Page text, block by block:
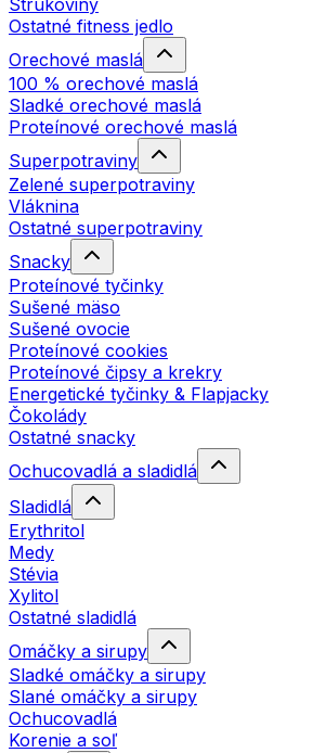
Strukoviny
Ostatné fitness jedlo
Orechové maslá
100 % orechové maslá
Sladké orechové maslá
Proteínové orechové maslá
Superpotraviny
Zelené superpotraviny
Vláknina
Ostatné superpotraviny
Snacky
Proteínové tyčinky
Sušené mäso
Sušené ovocie
Proteínové cookies
Proteínové čipsy a krekry
Energetické tyčinky & Flapjacky
Čokolády
Ostatné snacky
Ochucovadlá a sladidlá
Sladidlá
Erythritol
Medy
Stévia
Xylitol
Ostatné sladidlá
Omáčky a sirupy
Sladké omáčky a sirupy
Slané omáčky a sirupy
Ochucovadlá
Korenie a soľ